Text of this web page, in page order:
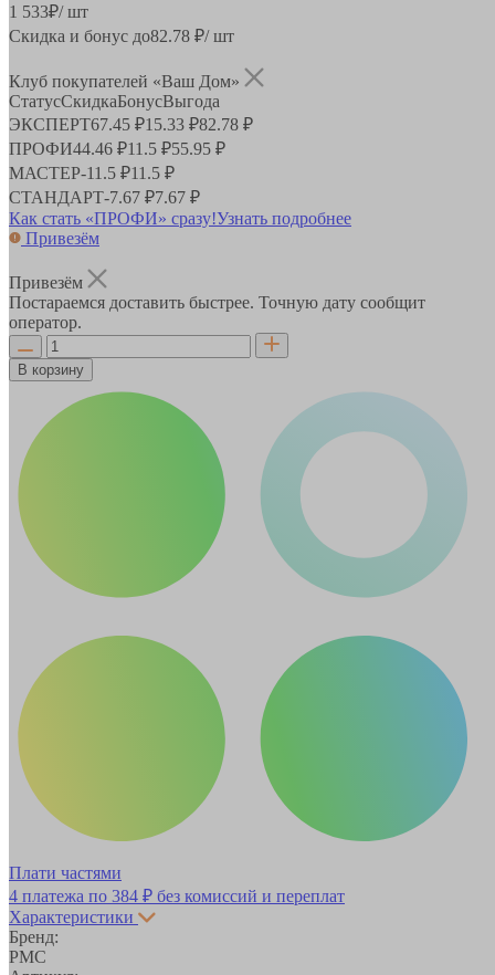
1 533₽/ шт
Скидка и бонус до82.78 ₽/ шт
Клуб покупателей «Ваш Дом»
СтатусСкидкаБонусВыгода
ЭКСПЕРТ67.45 ₽15.33 ₽82.78 ₽
ПРОФИ44.46 ₽11.5 ₽55.95 ₽
МАСТЕР-11.5 ₽11.5 ₽
СТАНДАРТ-7.67 ₽7.67 ₽
Как стать «ПРОФИ» сразу!Узнать подробнее
Привезём
Привезём
Постараемся доставить быстрее. Точную дату сообщит
оператор.
В корзину
Плати частями
4 платежа по 384 ₽ без комиссий и переплат
Характеристики
Бренд:
РМС